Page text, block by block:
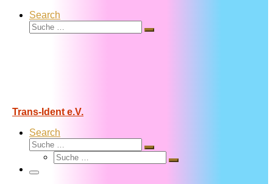
Search
Suche
Suche
Trans-Ident e.V.
Search
Suche
Suche
Suche
Suche
Menü